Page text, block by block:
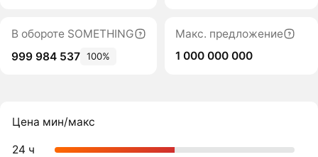
В обороте SOMETHING
999 984 537 100%
Макс. предложение
1 000 000 000
Цена мин/макс
24 ч